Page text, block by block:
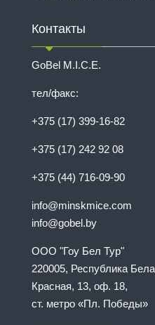
Контакты
GoBel M.I.C.E.
тел/факс:
+375 (17) 399-16-82
+375 (17) 242 92 08
+375 (44) 716-09-90
info@minskmice.com
info@gobel.by
ООО "Гоу Бел Тур"
220005, Республика
Красная, 13, оф. 18,
ст. метро «Пл. Победы»